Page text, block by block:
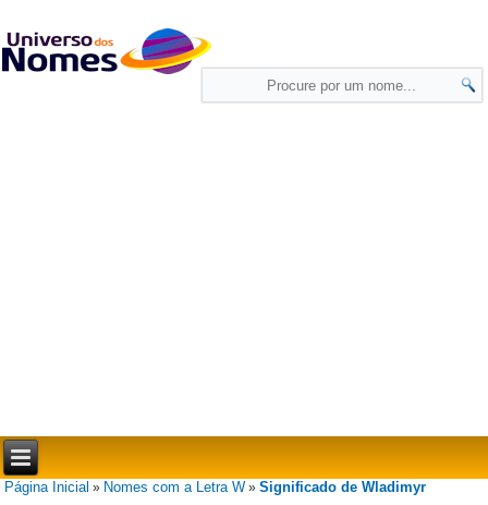
Página Inicial » Nomes com a Letra W »Significado de Wladimyr